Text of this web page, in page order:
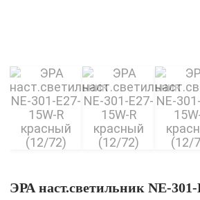
ЭРА наст.светильник NE-